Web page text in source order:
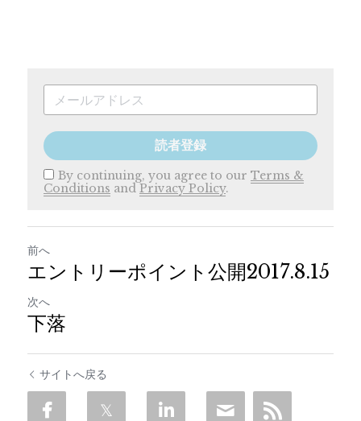
読者登録
By continuing, you agree to our Terms &
Conditions and Privacy Policy.
前へ
エントリーポイント公開2017.8.15
次へ
下落
サイトへ戻る